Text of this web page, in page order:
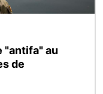
"antifa" au
de